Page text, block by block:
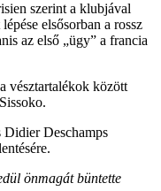
szerint a klubjával
elsősorban a rossz
az első „ügy” a francia
vésztartalékok között
Didier Deschamps
önmagát büntette